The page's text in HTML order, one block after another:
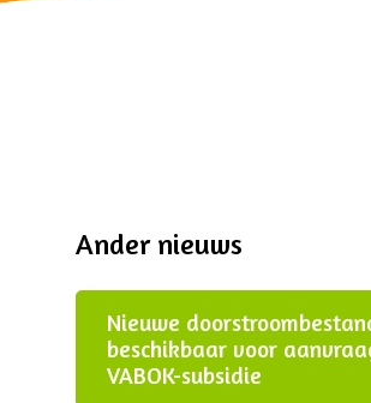
Ander nieuws
Nieuwe
beschikbaar voor
VABOK-subsidie